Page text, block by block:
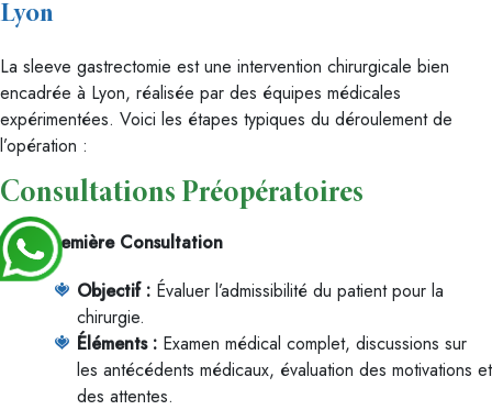
Lyon
La sleeve gastrectomie est une intervention chirurgicale bien
encadrée à Lyon, réalisée par des équipes médicales
expérimentées. Voici les étapes typiques du déroulement de
l’opération :
Consultations Préopératoires
Première Consultation
Objectif : Évaluer l’admissibilité du patient pour la
chirurgie.
Éléments : Examen médical complet, discussions sur
les antécédents médicaux, évaluation des motivations et
des attentes.